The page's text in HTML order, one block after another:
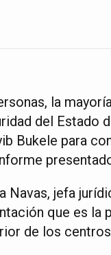
la
del Estado
Bukele para
Navas, jefa
que es la
de los